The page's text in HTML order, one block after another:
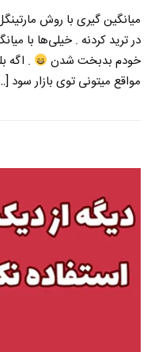
میانگین گیری با روش
در ترید کردنه . خیلی‌ها با
خودم بدبخت شدن
. اگه
مواقع میتونی توی بازار سود